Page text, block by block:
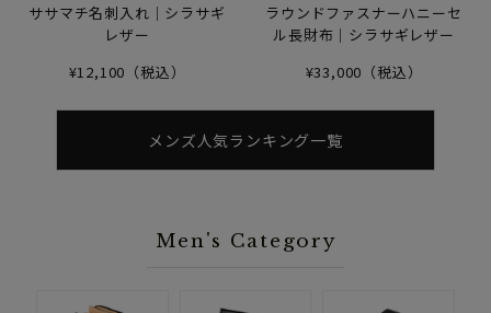
ササマチ名刺入れ｜シラサギ
レザー
¥12,100（税込）
ラウンドファスナーハニーセ
ル長財布｜シラサギレザー
¥33,000（税込）
メンズ人気ランキング一覧
Men's Category